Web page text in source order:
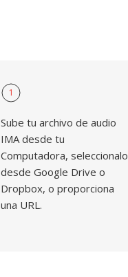
1
Sube tu archivo de audio
IMA desde tu
Computadora, seleccionalo
desde Google Drive o
Dropbox, o proporciona
una URL.